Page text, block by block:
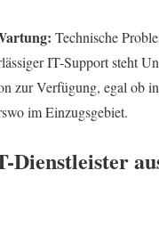
Technische
IT-Support steht
zur Verfügung, egal ob
im Einzugsgebiet.
Dienstleister